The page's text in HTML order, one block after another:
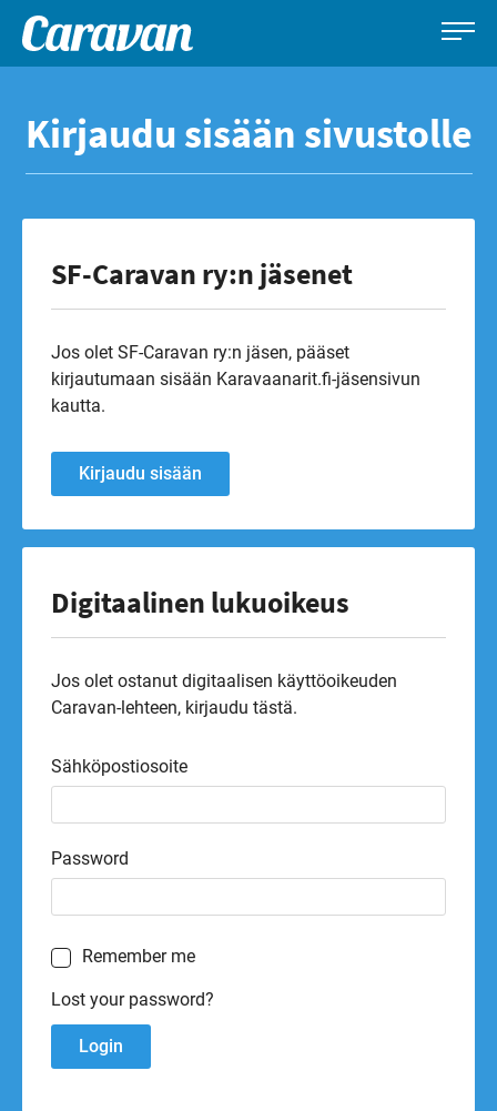
sisältöön
Caravan-
Leirintämatkailun
Kirjaudu sisään sivustolle
SF-Caravan ry:n jäsenet
Jos olet SF-Caravan ry:n jäsen, pääset
kirjautumaan sisään Karavaanarit.fi-jäsensivun
kautta.
Kirjaudu sisään
Digitaalinen lukuoikeus
Jos olet ostanut digitaalisen käyttöoikeuden
Caravan-lehteen, kirjaudu tästä.
Sähköpostiosoite
Password
Remember me
Lost your password?